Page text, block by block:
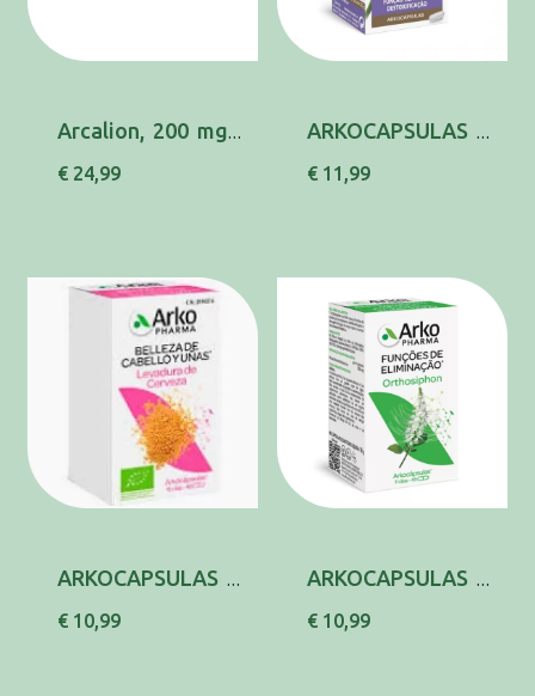
Arcalion, 200 mg x 60 comp rev
€ 24,99
ARKOCAPSULAS CARDO MARIANO CAPS X45 CARDO MAR...
€ 11,99
ARKOCAPSULAS LEVEDURA CERV BIOX45 LEVEDURA DE...
€ 10,99
ARKOCAPSULAS ORTHOSIPHON CAPS X45 ORTHOSIPHON...
€ 10,99